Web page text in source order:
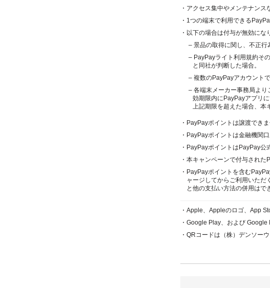
・アクセス集中やメンテナンス
・1つの端末で利用できる
・以下の場合は付与が無効にな
– 景品の取得に関し、不正行
– PayPayライト利用規約そ
と同社が判断した場合。
– 複数のPayPayアカウント
– 各端末メーカー事務局よ
効期限内にPayPayアプリ
上記期限を超えた場合、本
・PayPayポイントは譲渡できま
・PayPayポイントは金融機関
・PayPayポイントはPayPay公
・本キャンペーンで付与され
・PayPayポイントを含む
ャージしてからご利用いた
と他の支払い方法の併用はで
・Apple、Appleのロゴ、App
・Google Play、および Google
・QRコードは（株）デンソー